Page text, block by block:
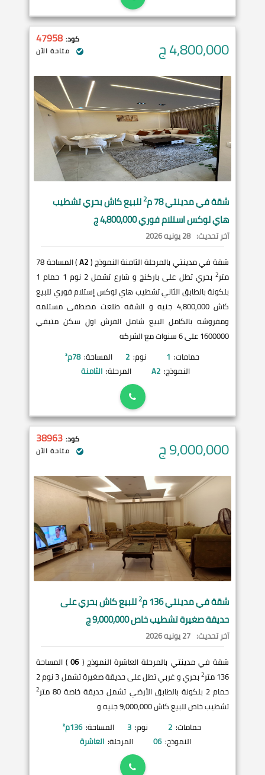
4,800,000ج كود: 47958
متاحة الآن
شقة فيمدينتي78 م 2للبيع كاش بحري تشطيب
هاي لوكس استلام فوري 4,800,000 ج
آخر تحديث: 28 يونيه 2026
شقة في مدينتي بالمرحلة الثامنة النموذج (A2
) المساحة 78
متر2
بحري تطل على باركنج و شارع تشمل 2 نوم 1 حمام 1
بلكونة بالطابق الثاني تشطيب هاي لوكس إستلام فوري للبيع
كاش 4,800,000 جنيه و الشقه طلعت مصطفى مستلمه
ومفروشه بالكامل البيع شامل الفرش اول سكن متبقي
1600000 على 6 سنوات مع الشركه
حمامات: 1 نوم: 2 المساحة: 78م²
النموذج: A2 المرحلة: الثامنة
9,000,000ج كود: 38963
متاحة الآن
شقة فيمدينتي136 م 2للبيع كاش بحري على
حديقة صغيرة تشطيب خاص 9,000,000 ج
آخر تحديث: 27 يونيه 2026
شقة في مدينتي بالمرحلة العاشرة النموذج (06) المساحة
136 متر
2
بحري و غربي تطل على حديقة صغيرة تشمل 3 نوم 2
حمام 2 بلكونة بالطابق الأرضي تشمل حديقة خاصة 80 متر
2
تشطيب خاص للبيع كاش 9,000,000 جنيه و
حمامات: 2 نوم: 3 المساحة: 136م²
النموذج: 06 المرحلة: العاشرة